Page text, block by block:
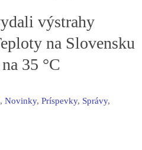
výstrahy
na Slovensku
35 °C
,Novinky,Príspevky, Správy,